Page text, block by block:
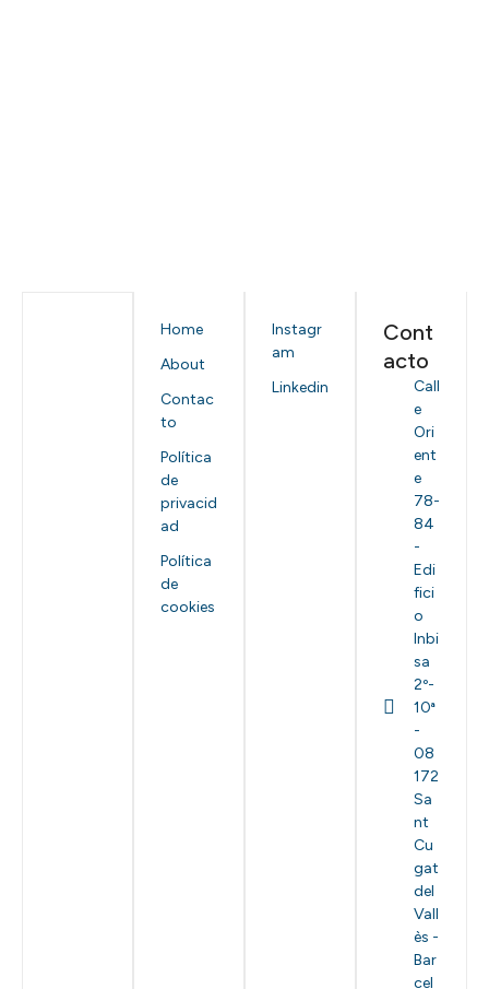
Home
About
Contac
to
Política
de
privacid
ad
Política
de
cookies
Instagr
am
Linkedin
Cont
acto
Call
e
Ori
ent
e
78-
84
-
Edi
fici
o
Inbi
sa
2º-
10ª
-
08
172
Sa
nt
Cu
gat
del
Vall
ès -
Bar
cel